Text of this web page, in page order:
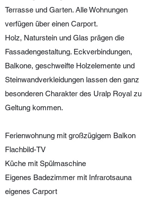
Terrasse und Garten. Alle Wohnungen
verfügen über einen Carport.
Holz, Naturstein und Glas prägen die
Fassadengestaltung. Eckverbindungen,
Balkone, geschweifte Holzelemente und
Steinwandverkleidungen lassen den ganz
besonderen Charakter des Uralp Royal zu
Geltung kommen.
Ferienwohnung mit großzügigem Balkon
Flachbild-TV
Küche mit Spülmaschine
Eigenes Badezimmer mit Infrarotsauna
eigenes Carport